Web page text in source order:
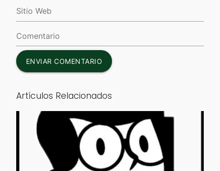
ENVIAR COMENTARIO
Artículos Relacionados